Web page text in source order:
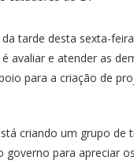
tarde desta sexta-
avaliar e atender as
para a criação de
criando um grupo
para